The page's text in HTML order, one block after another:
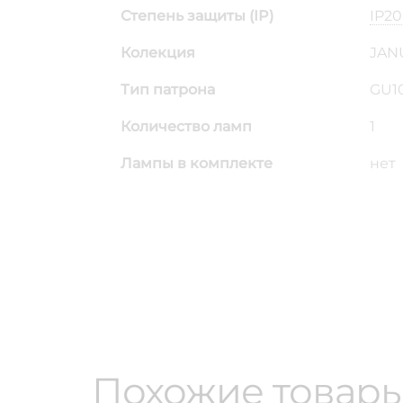
Степень защиты (IP) IP20
Колекция
Тип патрона
Количество ламп 1
Лампы в комплекте нет
Похожие